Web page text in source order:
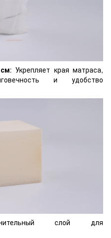
: Укрепляет края матраса,
и удобство
слой для